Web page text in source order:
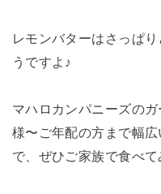
レモンバターはさっぱ
うですよ♪
マハロカンパニーズの
様〜ご年配の方まで幅
で、ぜひご家族で食べて